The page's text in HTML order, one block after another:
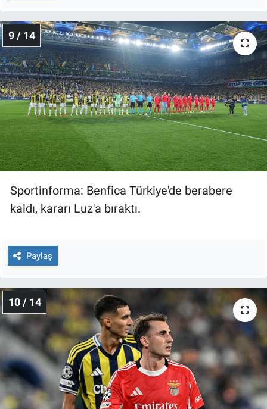
9 / 14
Sportinforma: Benfica Türkiye'de berabere
kaldı, kararı Luz'a bıraktı.
Paylaş
10 / 14